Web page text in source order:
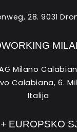
28. 9031
Milano
Calabiana, 6.
Italija
EUROPSKO